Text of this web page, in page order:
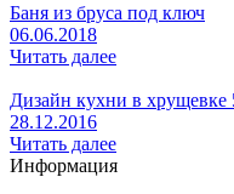
Баня из бруса под ключ
06.06.2018
Читать далее
Дизайн кухни в хрущевке
28.12.2016
Читать далее
Информация